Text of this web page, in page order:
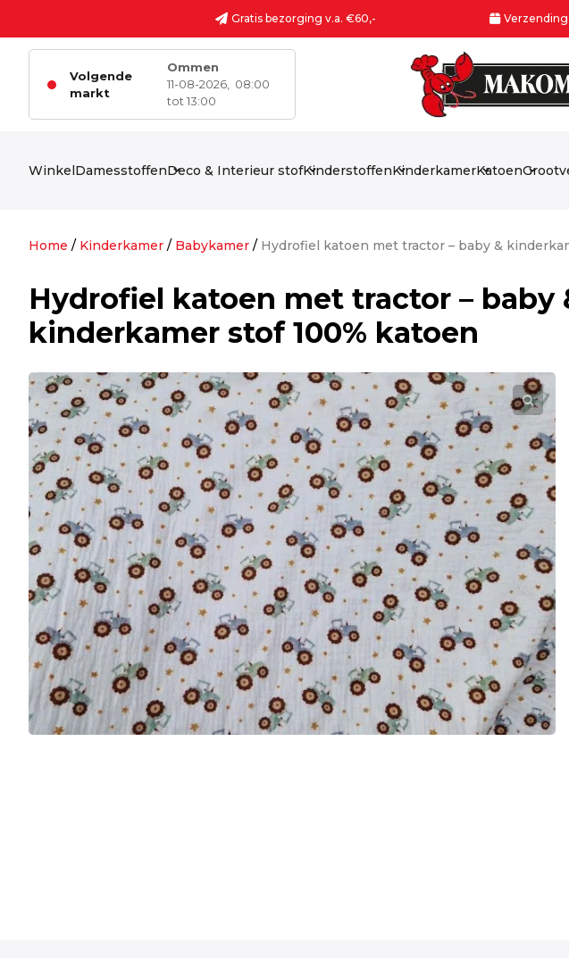
Gratis bezorging v.a. €60,-
Volgende
markt
Ommen
11-08-2026,
08:00
tot 13:00
WinkelDamesstoffenDeco & Interieur stofKinderstoffenKinderkamerKatoen
Home / Kinderkamer / Babykamer / Hydrofiel katoen met tractor – baby &
Hydrofiel katoen met tractor – baby
kinderkamer stof 100% katoen